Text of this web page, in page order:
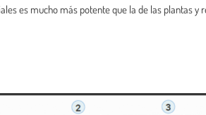
es mucho más potente que la de las plantas